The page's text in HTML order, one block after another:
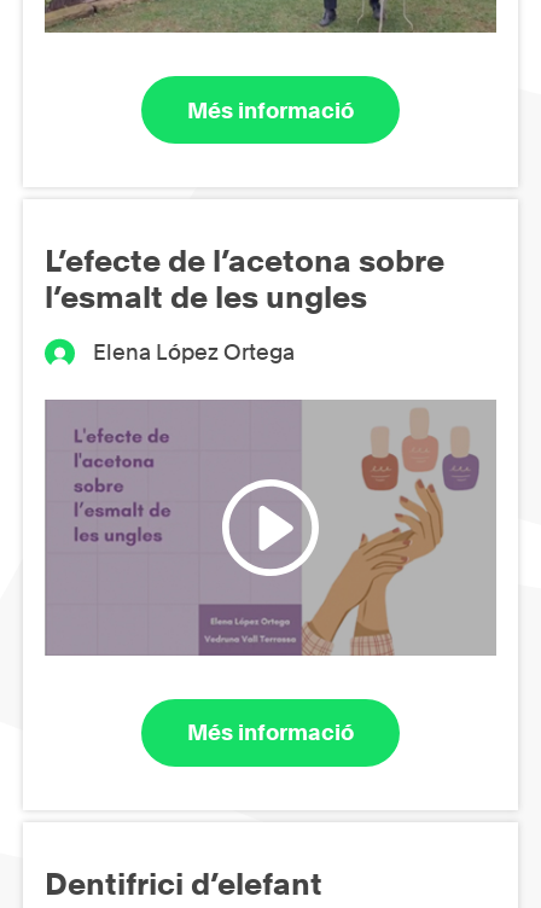
Més informació
L’efecte de l’acetona sobre
l’esmalt de les ungles
Elena López Ortega
Més informació
Dentifrici d’elefant